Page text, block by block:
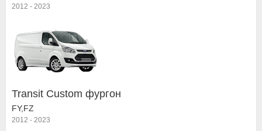
2012 - 2023
Transit Custom фургон
FY,FZ
2012 - 2023